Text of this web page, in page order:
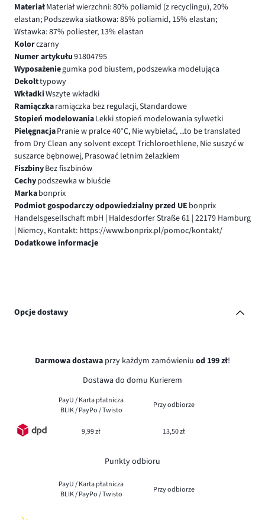
MateriałMateriał wierzchni: 80% poliamid (z recyclingu), 20%
elastan; Podszewka siatkowa: 85% poliamid, 15% elastan;
Wstawka: 87% poliester, 13% elastan
Kolorczarny
Numer artykułu91804795
Wyposażeniegumka pod biustem, podszewka modelująca
Dekolttypowy
WkładkiWszyte wkładki
Ramiączkaramiączka bez regulacji, Standardowe
Stopień modelowaniaLekki stopień modelowania sylwetki
PielęgnacjaPranie w pralce 40°C, Nie wybielać, ...to be translated
from Dry Clean any solvent except Trichloroethlene, Nie suszyć w
suszarce bębnowej, Prasować letnim żelazkiem
FiszbinyBez fiszbinów
Cechypodszewka w biuście
Markabonprix
Podmiot gospodarczy odpowiedzialny przed UE bonprix
Handelsgesellschaft mbH | Haldesdorfer Straße 61 | 22179 Hamburg
| Niemcy, Kontakt: https://www.bonprix.pl/pomoc/kontakt/
Dodatkowe informacje
Opcje dostawy
Darmowa dostawa przy każdym zamówieniu od 199 zł!
Dostawa do domu Kurierem
PayU / Karta płatnicza
BLIK / PayPo / Twisto
Przy odbiorze
9,99 zł 13,50 zł
Punkty odbioru
PayU / Karta płatnicza
BLIK / PayPo / Twisto
Przy odbiorze